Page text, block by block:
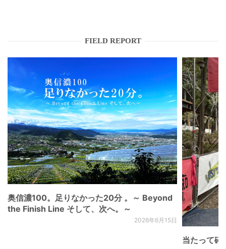
FIELD REPORT
奥信濃100。足りなかった20分 。～ Beyond
the Finish Line そして、次へ。～
2026年6月15日
当たって砕